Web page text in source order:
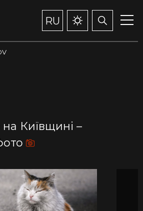
RU
Київщині –